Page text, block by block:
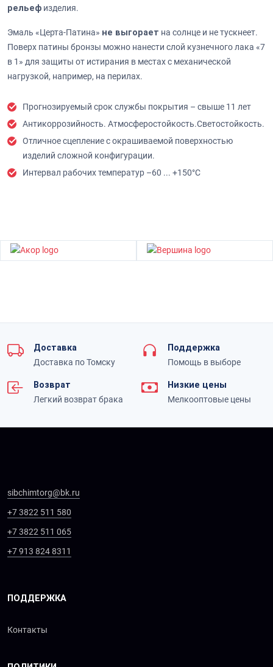
рельеф изделия.
Эмаль «Церта-Патина» не выгорает на солнце и не тускнеет.
Поверх патины бронзы можно нанести слой кузнечного лака «7
в 1» для защиты от истирания в местах с механической
нагрузкой, например, на перилах.
Прогнозируемый срок службы покрытия – свыше 11 лет
Антикоррозийность. Атмосферостойкость.Светостойкость.
Отличное сцепление с окрашиваемой поверхностью
изделий сложной конфигурации.
Интервал рабочих температур –60 ... +150°С
Доставка
Доставка по Томску
Поддержка
Помощь в выборе
Возврат
Легкий возврат брака
Низкие цены
Мелкооптовые цены
sibchimtorg@bk.ru
+7 3822 511 580
+7 3822 511 065
+7 913 824 8311
ПОДДЕРЖКА
Контакты